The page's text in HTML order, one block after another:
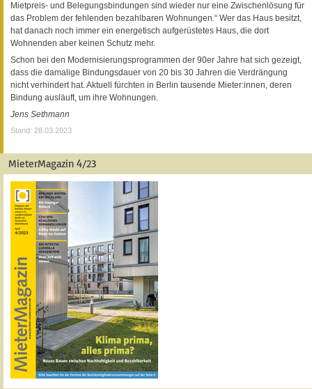
Mietpreis- und Belegungsbindungen sind wieder nur eine Zwischenlösung für
das Problem der fehlenden bezahlbaren Wohnungen.“ Wer das Haus besitzt,
hat danach noch immer ein energetisch aufgerüstetes Haus, die dort
Wohnenden aber keinen Schutz mehr.
Schon bei den Modernisierungsprogrammen der 90er Jahre hat sich gezeigt,
dass die damalige Bindungsdauer von 20 bis 30 Jahren die Verdrängung
nicht verhindert hat. Aktuell fürchten in Berlin tausende Mieter:innen, deren
Bindung ausläuft, um ihre Wohnungen.
Jens Sethmann
Stand: 28.03.2023
MieterMagazin 4/23